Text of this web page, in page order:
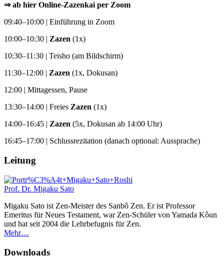
⇒ ab hier Online-Zazenkai per Zoom
09:40–10:00 | Einführung in Zoom
10:00–10:30 | Zazen (1x)
10:30–11:30 | Teisho (am Bildschirm)
11:30–12:00 | Zazen (1x, Dokusan)
12:00 | Mittagessen, Pause
13:30–14:00 | Freies Zazen (1x)
14:00–16:45 | Zazen (5x, Dokusan ab 14:00 Uhr)
16:45–17:00 | Schlussrezitation (danach optional: Aussprache)
Leitung
Prof. Dr. Migaku Sato
Migaku Sato ist Zen-Meister des Sanbô Zen. Er ist Professor
Emeritus für Neues Testament, war Zen-Schüler von Yamada Kôun
und hat seit 2004 die Lehrbefugnis für Zen.
Mehr…
Downloads